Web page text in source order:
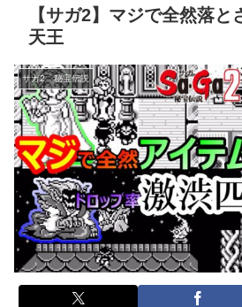
【サガ2】マジで全然落
天王
サガ2 秘宝伝説